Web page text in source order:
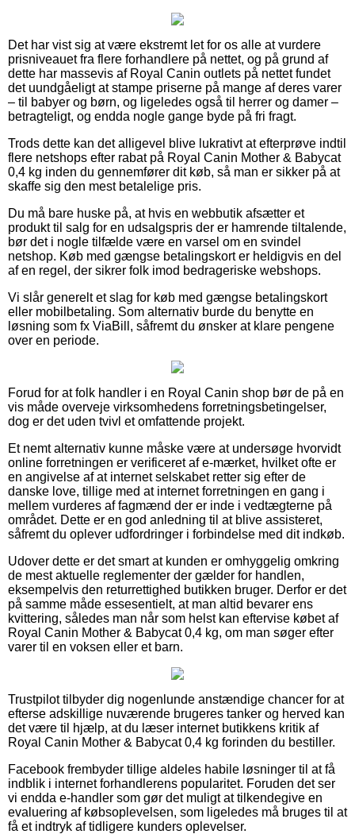
Det har vist sig at være ekstremt let for os alle at vurdere
prisniveauet fra flere forhandlere på nettet, og på grund af
dette har massevis af Royal Canin outlets på nettet fundet
det uundgåeligt at stampe priserne på mange af deres varer
– til babyer og børn, og ligeledes også til herrer og damer –
betragteligt, og endda nogle gange byde på fri fragt.
Trods dette kan det alligevel blive lukrativt at efterprøve indtil
flere netshops efter rabat på Royal Canin Mother & Babycat
0,4 kg inden du gennemfører dit køb, så man er sikker på at
skaffe sig den mest betalelige pris.
Du må bare huske på, at hvis en webbutik afsætter et
produkt til salg for en udsalgspris der er hamrende tiltalende,
bør det i nogle tilfælde være en varsel om en svindel
netshop. Køb med gængse betalingskort er heldigvis en del
af en regel, der sikrer folk imod bedrageriske webshops.
Vi slår generelt et slag for køb med gængse betalingskort
eller mobilbetaling. Som alternativ burde du benytte en
løsning som fx ViaBill, såfremt du ønsker at klare pengene
over en periode.
Forud for at folk handler i en Royal Canin shop bør de på en
vis måde overveje virksomhedens forretningsbetingelser,
dog er det uden tvivl et omfattende projekt.
Et nemt alternativ kunne måske være at undersøge hvorvidt
online forretningen er verificeret af e-mærket, hvilket ofte er
en angivelse af at internet selskabet retter sig efter de
danske love, tillige med at internet forretningen en gang i
mellem vurderes af fagmænd der er inde i vedtægterne på
området. Dette er en god anledning til at blive assisteret,
såfremt du oplever udfordringer i forbindelse med dit indkøb.
Udover dette er det smart at kunden er omhyggelig omkring
de mest aktuelle reglementer der gælder for handlen,
eksempelvis den returrettighed butikken bruger. Derfor er det
på samme måde essesentielt, at man altid bevarer ens
kvittering, således man når som helst kan eftervise købet af
Royal Canin Mother & Babycat 0,4 kg, om man søger efter
varer til en voksen eller et barn.
Trustpilot tilbyder dig nogenlunde anstændige chancer for at
efterse adskillige nuværende brugeres tanker og herved kan
det være til hjælp, at du læser internet butikkens kritik af
Royal Canin Mother & Babycat 0,4 kg forinden du bestiller.
Facebook frembyder tillige aldeles habile løsninger til at få
indblik i internet forhandlerens popularitet. Foruden det ser
vi endda e-handler som gør det muligt at tilkendegive en
evaluering af købsoplevelsen, som ligeledes må bruges til at
få et indtryk af tidligere kunders oplevelser.